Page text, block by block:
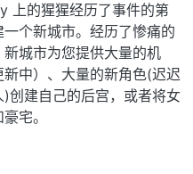
上的猩猩经历了事件的第
个新城市。经历了惨痛的
城市为您提供大量的机
中）、大量的新角色(迟迟
创建自己的后宫，或者将女
宅。